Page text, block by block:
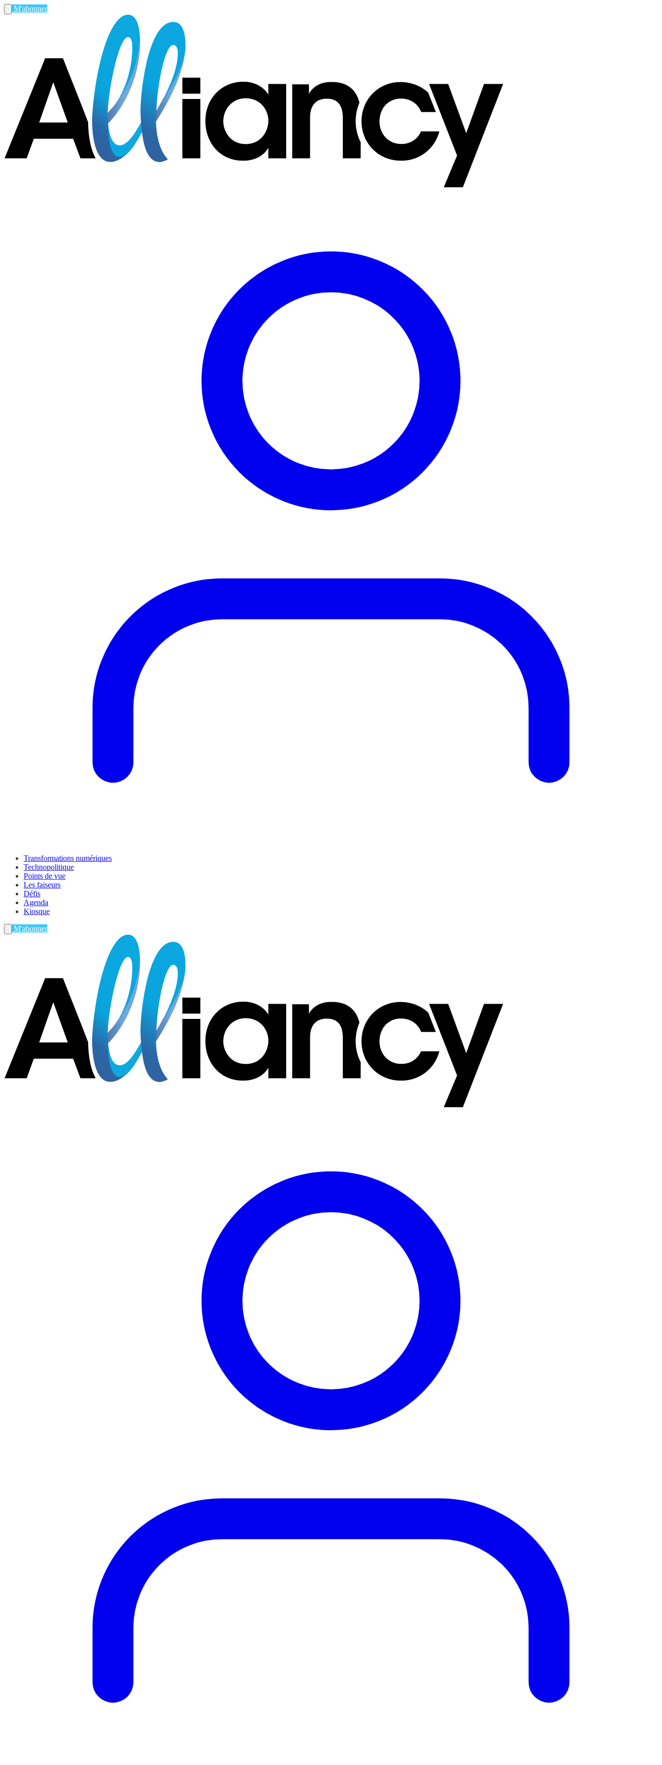
M'abonner
Transformations numériques
Technopolitique
Points de vue
Les faiseurs
Défis
Agenda
Kiosque
M'abonner